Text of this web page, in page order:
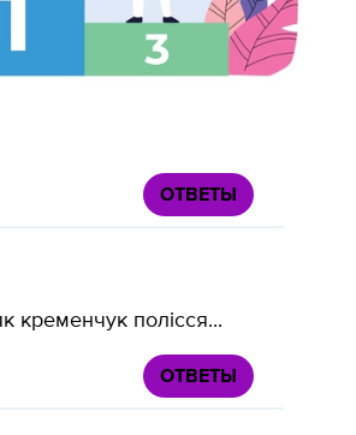
ОТВЕТЫ
кременчук полісся...
ОТВЕТЫ